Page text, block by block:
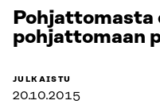
pohjattomaan
JULKAISTU
20.10.2015